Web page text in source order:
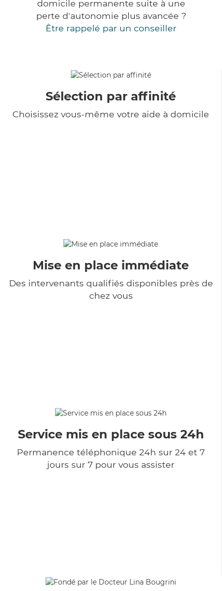
domicile permanente suite à une
perte d'autonomie plus avancée ?
Être rappelé par un conseiller
Sélection par affinité
Choisissez vous-même votre aide à domicile
Mise en place immédiate
Des intervenants qualifiés disponibles près de
chez vous
Service mis en place sous 24h
Permanence téléphonique 24h sur 24 et 7
jours sur 7 pour vous assister